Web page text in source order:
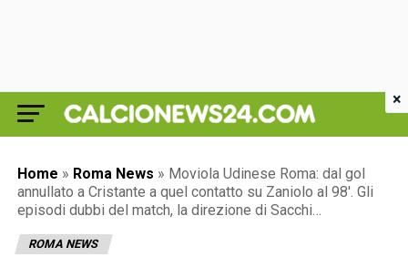
Home » Roma News » Moviola Udinese Roma: dal gol
annullato a Cristante a quel contatto su Zaniolo al 98′. Gli
episodi dubbi del match, la direzione di Sacchi…
ROMA NEWS
×